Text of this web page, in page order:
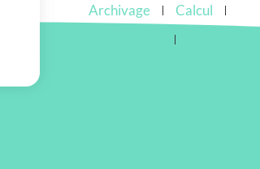
Archivage
Calcul